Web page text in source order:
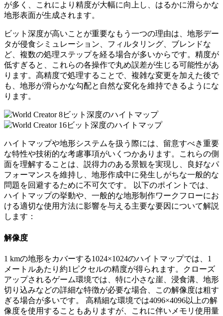
が多く、これにより精度が大幅に向上し、はるかに滑らかな
地形表面が生成されます。
ビット深度が高いことが重要なもう一つの理由は、地形デー
タが侵食シミュレーション、フィルタリング、ブレンドな
ど、複数の処理ステップを経る場合が多いからです。精度が
低すぎると、これらの各操作で丸め誤差が生じる可能性があ
ります。高精度で処理することで、複雑な変更を加えた後で
も、地形が滑らかな勾配と自然な変化を維持できるようにな
ります。
ハイトマップや地形システムを扱う際には、留意すべき重要
な特性や技術的な考慮事項がいくつかあります。これらの側
面を理解することは、説得力のある景観を実現し、良好なパ
フォーマンスを維持し、地形作成中に発生しがちな一般的な
問題を回避するために不可欠です。 以下のポイントでは、
ハイトマップの挙動や、一般的な地形制作ワークフローにお
ける適切な使用方法に影響を与える主要な要因について解説
します：
解像度
1 kmの地形をカバーする1024×1024のハイトマップでは、1
メートルあたり約1ピクセルの精度が得られます。クローズ
アップされるゲーム環境では、特に小さな崖、浸食溝、地形
切り込みなどの詳細な特徴が必要な場合、この解像度は粗す
ぎる場合が多いです。 高精細な環境では4096×4096以上の解
像度を使用することもありますが、これに伴いメモリ使用量